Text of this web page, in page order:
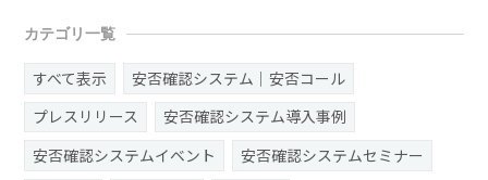
カテゴリ一覧
すべて表示
安否確認システム｜安否コール
プレスリリース
安否確認システム導入事例
安否確認システムイベント
安否確認システムセミナー